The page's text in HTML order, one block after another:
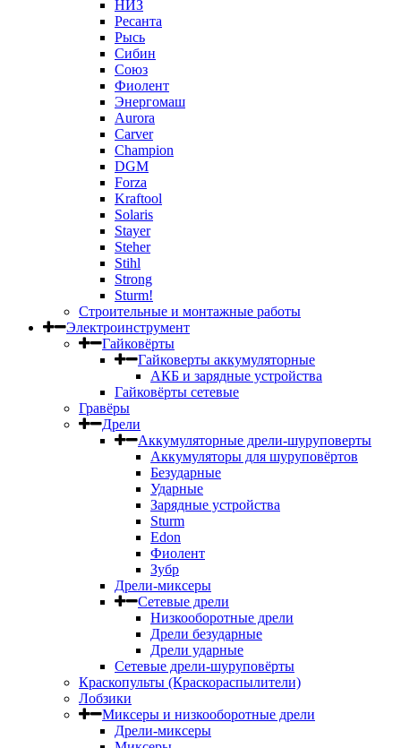
НИЗ
Ресанта
Рысь
Сибин
Союз
Фиолент
Энергомаш
Aurora
Carver
Champion
DGM
Forza
Kraftool
Solaris
Stayer
Steher
Stihl
Strong
Sturm!
Строительные и монтажные работы
Электроинструмент
Гайковёрты
Гайковерты аккумуляторные
АКБ и зарядные устройства
Гайковёрты сетевые
Гравёры
Дрели
Аккумуляторные дрели-шуруповерты
Аккумуляторы для шуруповёртов
Безударные
Ударные
Зарядные устройства
Sturm
Edon
Фиолент
Зубр
Дрели-миксеры
Сетевые дрели
Низкооборотные дрели
Дрели безударные
Дрели ударные
Сетевые дрели-шуруповёрты
Краскопульты (Краскораспылители)
Лобзики
Миксеры и низкооборотные дрели
Дрели-миксеры